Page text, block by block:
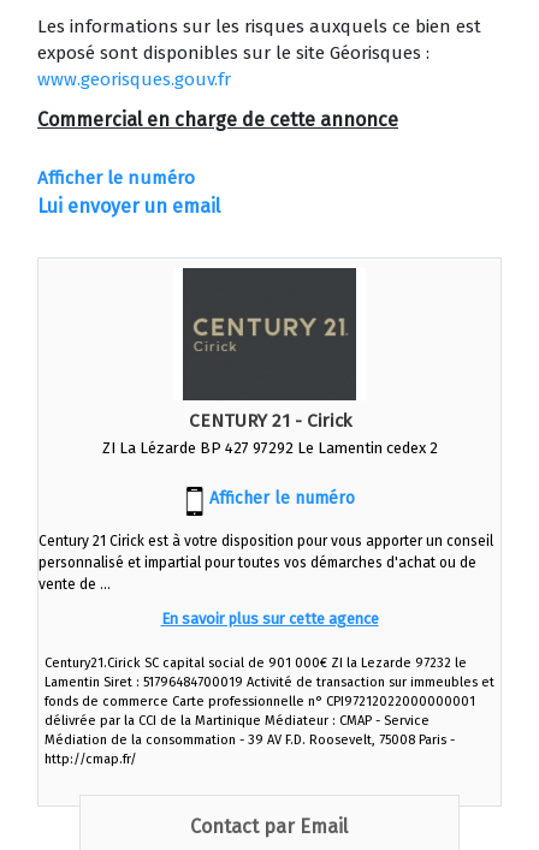
Les informations sur les risques auxquels ce bien est
exposé sont disponibles sur le site Géorisques :
www.georisques.gouv.fr
Commercial en charge de cette annonce
Afficher le numéro
Lui envoyer un email
CENTURY 21 - Cirick
ZI La Lézarde BP 427 97292 Le Lamentin cedex 2
Afficher le numéro
Century 21 Cirick est à votre disposition pour vous apporter un conseil
personnalisé et impartial pour toutes vos démarches d'achat ou de
vente de ...
En savoir plus sur cette agence
Century21.Cirick SC capital social de 901 000€ ZI la Lezarde 97232 le
Lamentin Siret : 51796484700019 Activité de transaction sur immeubles et
fonds de commerce Carte professionnelle n° CPI97212022000000001
délivrée par la CCI de la Martinique Médiateur : CMAP - Service
Médiation de la consommation - 39 AV F.D. Roosevelt, 75008 Paris -
http://cmap.fr/
Contact par Email